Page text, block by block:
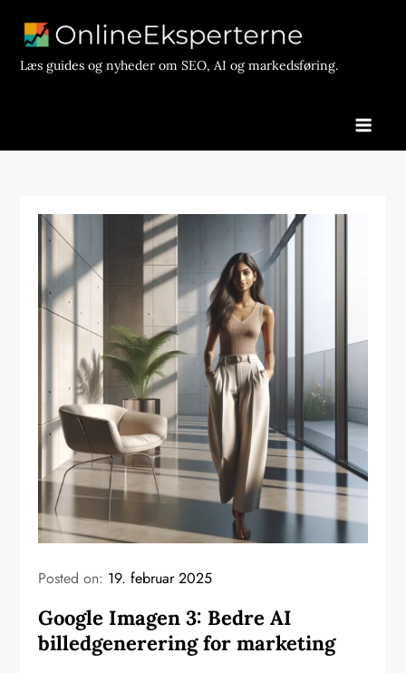
contentLæs guides og nyheder om SEO, AI og markedsføring.
Posted on: 19. februar 2025
Google Imagen 3: Bedre AI
billedgenerering for marketing